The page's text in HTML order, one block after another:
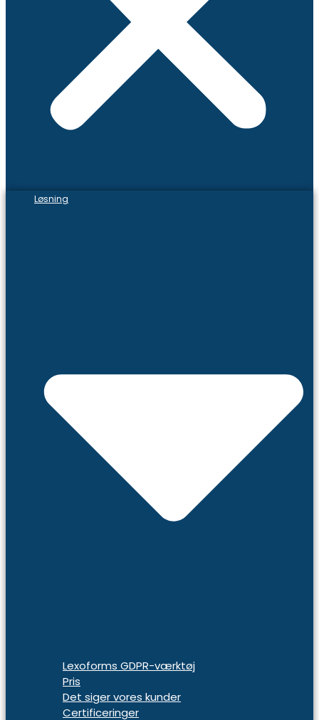
Løsning
Lexoforms GDPR-værktøj
Pris
Det siger vores kunder
Certificeringer